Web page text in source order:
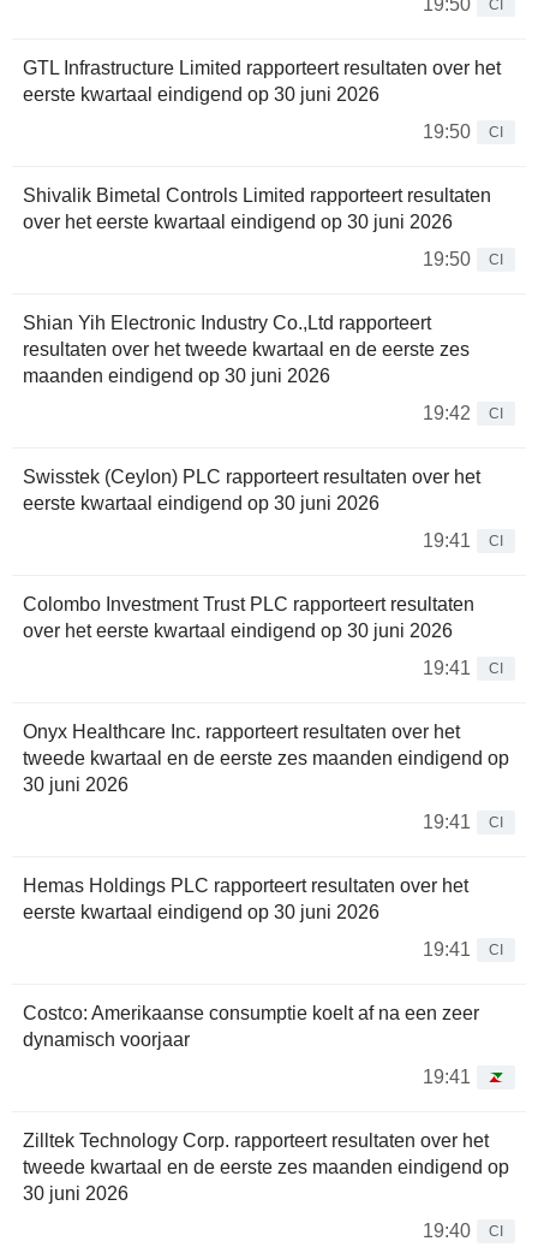
19:50 CI
GTL Infrastructure Limited rapporteert resultaten over het
eerste kwartaal eindigend op 30 juni 2026
19:50
CI
Shivalik Bimetal Controls Limited rapporteert resultaten
over het eerste kwartaal eindigend op 30 juni 2026
19:50
CI
Shian Yih Electronic Industry Co.,Ltd rapporteert
resultaten over het tweede kwartaal en de eerste zes
maanden eindigend op 30 juni 2026
19:42
CI
Swisstek (Ceylon) PLC rapporteert resultaten over het
eerste kwartaal eindigend op 30 juni 2026
19:41
CI
Colombo Investment Trust PLC rapporteert resultaten
over het eerste kwartaal eindigend op 30 juni 2026
19:41
CI
Onyx Healthcare Inc. rapporteert resultaten over het
tweede kwartaal en de eerste zes maanden eindigend op
30 juni 2026
19:41
CI
Hemas Holdings PLC rapporteert resultaten over het
eerste kwartaal eindigend op 30 juni 2026
19:41
CI
Costco: Amerikaanse consumptie koelt af na een zeer
dynamisch voorjaar
19:41
Zilltek Technology Corp. rapporteert resultaten over het
tweede kwartaal en de eerste zes maanden eindigend op
30 juni 2026
19:40
CI